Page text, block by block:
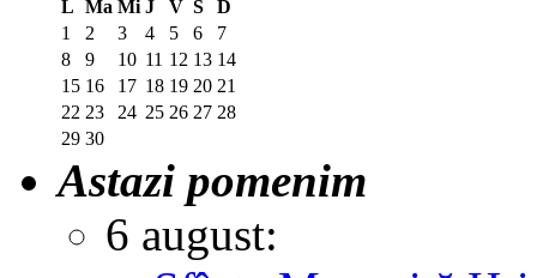
L Ma Mi J V S
D
1
2 3 4 5 6
7
8
9 10 11 12 13 14
15 16 17 18 19 20 21
22 23 24 25 26 27 28
29 30
Astazi pomenim
6 august: